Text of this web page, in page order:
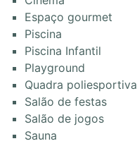
Espaço gourmet
Piscina
Piscina Infantil
Playground
Quadra poliesportiva
Salão de festas
Salão de jogos
Sauna